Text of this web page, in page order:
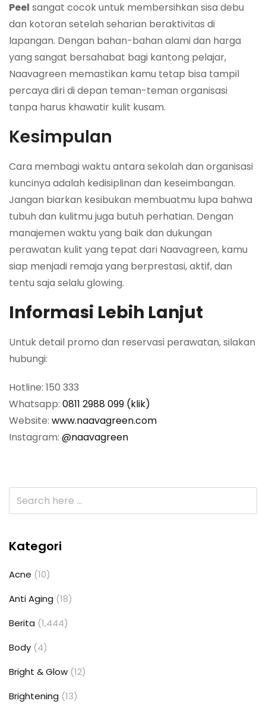
Peel sangat cocok untuk membersihkan sisa debu
dan kotoran setelah seharian beraktivitas di
lapangan. Dengan bahan-bahan alami dan harga
yang sangat bersahabat bagi kantong pelajar,
Naavagreen memastikan kamu tetap bisa tampil
percaya diri di depan teman-teman organisasi
tanpa harus khawatir kulit kusam.
Kesimpulan
Cara membagi waktu antara sekolah dan organisasi
kuncinya adalah kedisiplinan dan keseimbangan.
Jangan biarkan kesibukan membuatmu lupa bahwa
tubuh dan kulitmu juga butuh perhatian. Dengan
manajemen waktu yang baik dan dukungan
perawatan kulit yang tepat dari Naavagreen, kamu
siap menjadi remaja yang berprestasi, aktif, dan
tentu saja selalu glowing.
Informasi Lebih Lanjut
Untuk detail promo dan reservasi perawatan, silakan
hubungi:
Hotline: 150 333
Whatsapp: 0811 2988 099 (klik)
Website: www.naavagreen.com
Instagram: @naavagreen
Kategori
Acne (10)
Anti Aging (18)
Berita (1,444)
Body (4)
Bright & Glow (12)
Brightening (13)